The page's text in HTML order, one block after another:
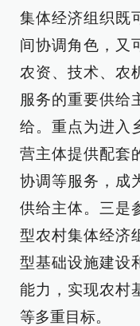
集体经济组织既
间协调角色，又
农资、技术、农
服务的重要供给
给。重点为进入
营主体提供配套
协调等服务，成
供给主体。三是
型农村集体经济
型基础设施建设
能力，实现农村
等多重目标。